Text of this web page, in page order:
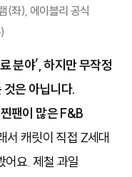
(좌), 에이블리 공식
분야’, 하지만 무작정
은 아닙니다.
팬이 많은 F&B
서 캐릿이 직접 Z세대
요. 제철 과일